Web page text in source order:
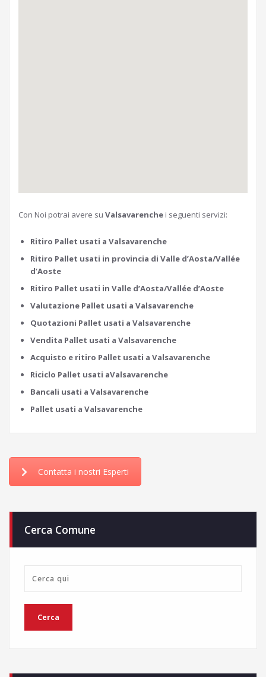
Con Noi potrai avere su Valsavarenche i seguenti servizi:
Ritiro Pallet usati a Valsavarenche
Ritiro Pallet usati in provincia di Valle d’Aosta/Vallée
d’Aoste
Ritiro Pallet usati in Valle d’Aosta/Vallée d’Aoste
Valutazione Pallet usati a Valsavarenche
Quotazioni Pallet usati a Valsavarenche
Vendita Pallet usati a Valsavarenche
Acquisto e ritiro Pallet usati a Valsavarenche
Riciclo Pallet usati aValsavarenche
Bancali usati a Valsavarenche
Pallet usati a Valsavarenche
Contatta i nostri Esperti
Cerca Comune